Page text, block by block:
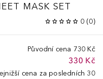
MASK SET
0 (0)
Původní cena 730 Kč
330 Kč
cena za posledních 30